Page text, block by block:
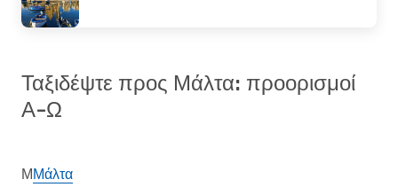
Ταξιδέψτε προς Μάλτα: προορισμοί
Α-Ω
ΜΜάλτα